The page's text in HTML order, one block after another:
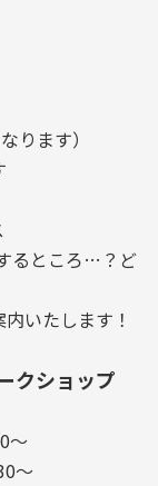
ります）
るところ…？ど
いたします！
クショップ
～
～